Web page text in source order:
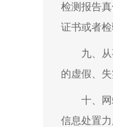
检测报告
证书或者检
九、
的虚假、
十、
信息处置